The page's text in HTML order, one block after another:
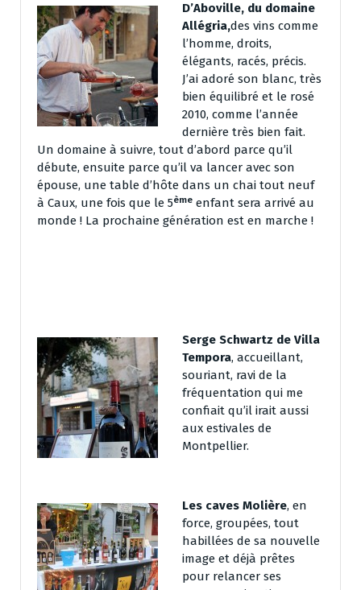
D’Aboville, du domaine
Allégria,des vins comme
l’homme, droits,
élégants, racés, précis.
J’ai adoré son blanc, très
bien équilibré et le rosé
2010, comme l’année
dernière très bien fait.
Un domaine à suivre, tout d’abord parce qu’il
débute, ensuite parce qu’il va lancer avec son
épouse, une table d’hôte dans un chai tout neuf
à Caux, une fois que le 5ème enfant sera arrivé au
monde ! La prochaine génération est en marche !
Serge Schwartz de Villa
Tempora, accueillant,
souriant, ravi de la
fréquentation qui me
confiait qu’il irait aussi
aux estivales de
Montpellier.
Les caves Molière, en
force, groupées, tout
habillées de sa nouvelle
image et déjà prêtes
pour relancer ses